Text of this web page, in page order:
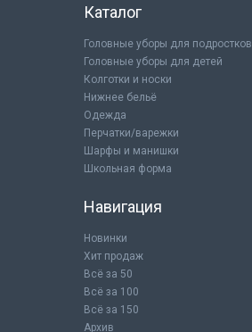
Каталог
Головные уборы для подростков
Головные уборы для детей
Колготки и носки
Нижнее бельё
Одежда
Перчатки/варежки
Шарфы и манишки
Школьная форма
Навигация
Новинки
Хит продаж
Всё за 50
Всё за 100
Всё за 150
Архив